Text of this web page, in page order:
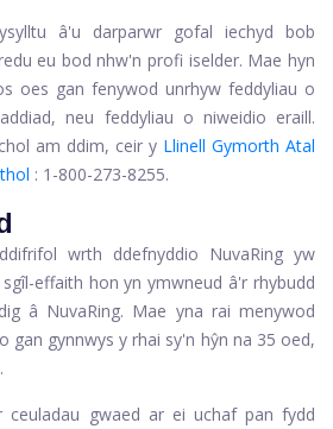
â'u darparwr gofal iechyd bob
eu bod nhw'n profi iselder. Mae hyn
oes gan fenywod unrhyw feddyliau o
neu feddyliau o niweidio eraill.
am ddim, ceir y Llinell Gymorth Atal
: 1-800-273-8255.
wrth ddefnyddio NuvaRing yw
effaith hon yn ymwneud â'r rhybudd
â NuvaRing. Mae yna rai menywod
gan gynnwys y rhai sy'n hŷn na 35 oed,
ceuladau gwaed ar ei uchaf pan fydd